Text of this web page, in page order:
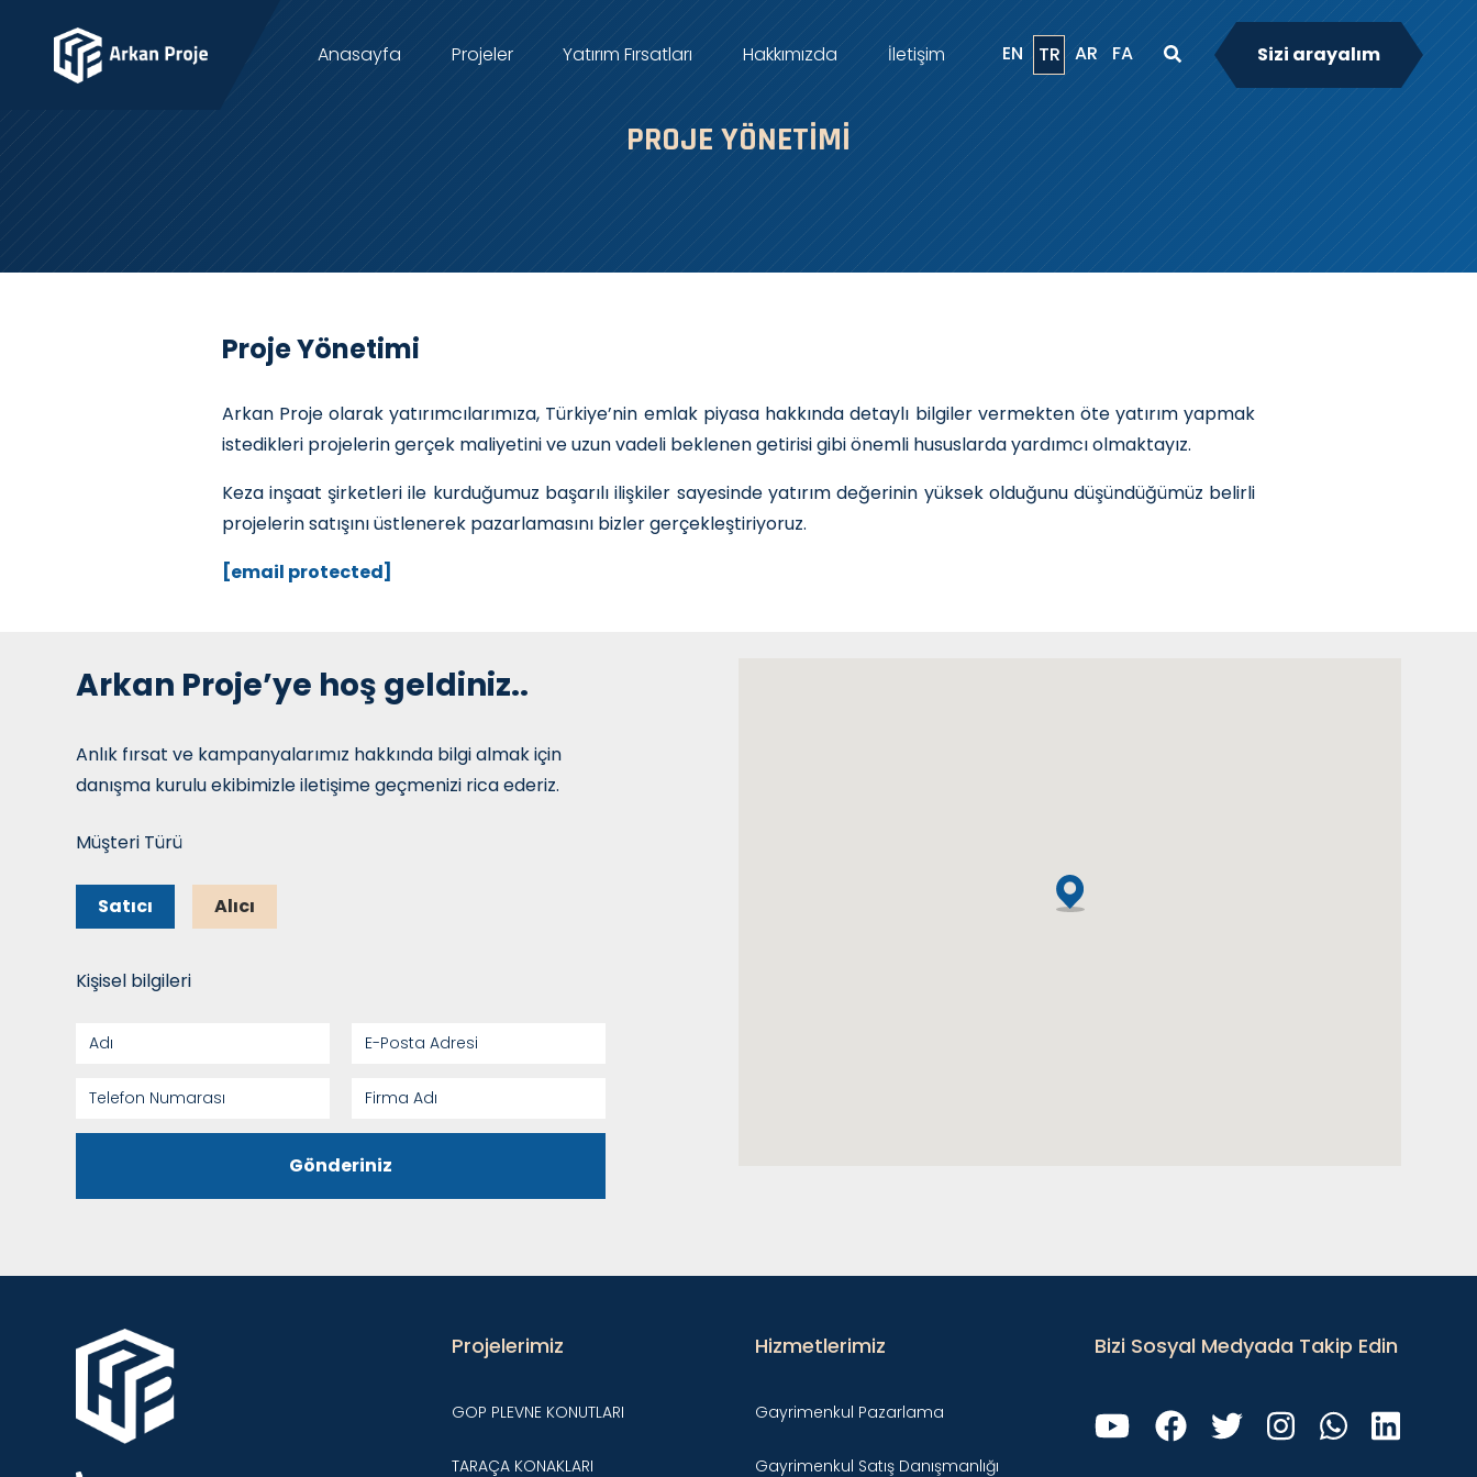
Anasayfa Projeler Yatırım Fırsatları Hakkımızda İletişim EN TR AR FA Sizi arayalım
PROJE YÖNETIMI
Proje Yönetimi
Arkan Proje olarak yatırımcılarımıza, Türkiye’nin emlak piyasa hakkında detaylı bilgiler vermekten öte yatırım yapmak
istedikleri projelerin gerçek maliyetini ve uzun vadeli beklenen getirisi gibi önemli hususlarda yardımcı olmaktayız.
Keza inşaat şirketleri ile kurduğumuz başarılı ilişkiler sayesinde yatırım değerinin yüksek olduğunu düşündüğümüz belirli
projelerin satışını üstlenerek pazarlamasını bizler gerçekleştiriyoruz.
[email protected]
Arkan Proje’ye hoş geldiniz..
Anlık fırsat ve kampanyalarımız hakkında bilgi almak için
danışma kurulu ekibimizle iletişime geçmenizi rica ederiz.
Müşteri Türü
Satıcı Alıcı
Kişisel bilgileri
Gönderiniz
Projelerimiz
GOP PLEVNE KONUTLARI
TARAÇA KONAKLARI
Hizmetlerimiz
Gayrimenkul Pazarlama
Gayrimenkul Satış Danışmanlığı
Bizi Sosyal Medyada Takip Edin